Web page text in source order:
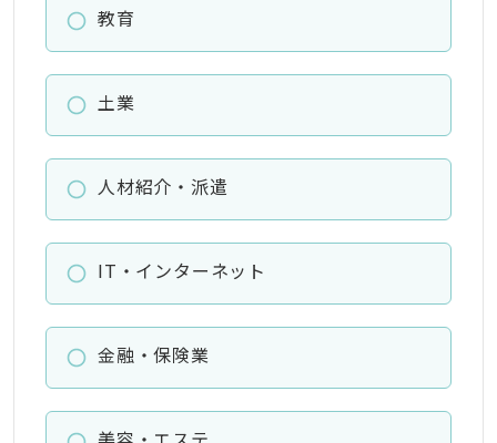
教育
土業
人材紹介・派遣
IT・インターネット
金融・保険業